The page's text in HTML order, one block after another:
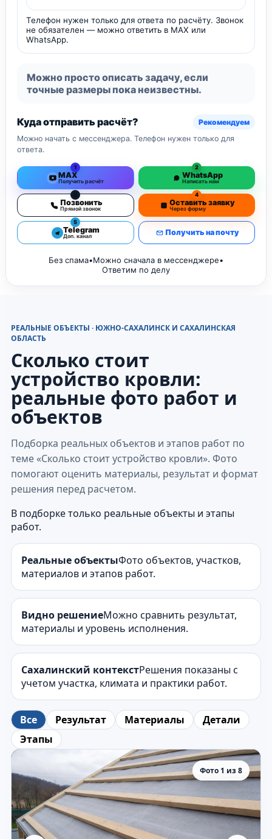
Телефон нужен только для ответа по расчёту. Звонок
не обязателен — можно ответить в MAX или
WhatsApp.
Можно просто описать задачу, если
точные размеры пока неизвестны.
Куда отправить расчёт?
Рекомендуем
Можно начать с мессенджера. Телефон нужен только для
ответа.
1
MAX
Получить расчёт
2
WhatsApp
Написать нам
3
Позвонить
Прямой звонок
4
Оставить заявку
Через форму
5
Telegram
Доп. канал Получить на почту
Без спама•Можно сначала в мессенджере•
Ответим по делу
РЕАЛЬНЫЕ ОБЪЕКТЫ · ЮЖНО-САХАЛИНСК И САХАЛИНСКАЯ
ОБЛАСТЬ
Сколько стоит
устройство кровли:
реальные фото работ и
объектов
Подборка реальных объектов и этапов работ по
теме «Сколько стоит устройство кровли». Фото
помогают оценить материалы, результат и формат
решения перед расчетом.
В подборке только реальные объекты и этапы
работ.
Реальные объектыФото объектов, участков,
материалов и этапов работ.
Видно решениеМожно сравнить результат,
материалы и уровень исполнения.
Сахалинский контекстРешения показаны с
учетом участка, климата и практики работ.
Все Результат Материалы
Детали
Этапы
Фото 1 из 8